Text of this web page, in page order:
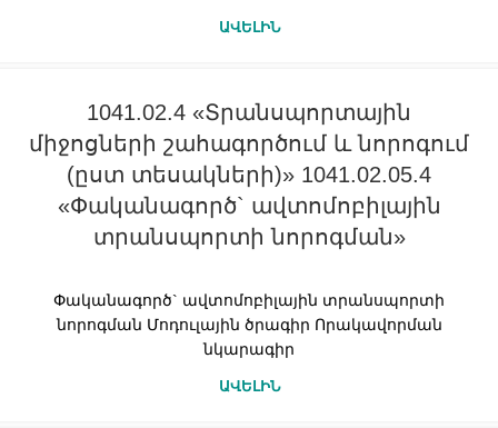
ԱՎԵԼԻՆ
1041.02.4 «Տրանսպորտային
միջոցների շահագործում և նորոգում
(ըստ տեսակների)» 1041.02.05.4
«Փականագործ` ավտոմոբիլային
տրանսպորտի նորոգման»
Փականագործ` ավտոմոբիլային տրանսպորտի
նորոգման Մոդուլային ծրագիր Որակավորման
նկարագիր
ԱՎԵԼԻՆ